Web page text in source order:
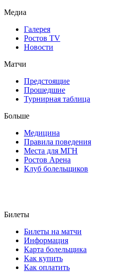
Медиа
Галерея
Ростов TV
Новости
Матчи
Предстоящие
Прошедшие
Турнирная таблица
Больше
Медицина
Правила поведения
Места для МГН
Ростов Арена
Клуб болельщиков
Билеты
Билеты на матчи
Информация
Карта болельщика
Как купить
Как оплатить